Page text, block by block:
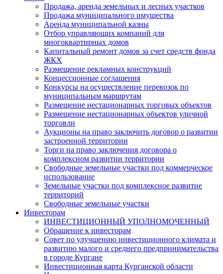
Продажа, аренда земельных и лесных участков
Продажа муниципального имущества
Аренда муниципальной казны
Отбор управляющих компаний для
многоквартирных домов
Капитальный ремонт домов за счет средств фонда
ЖКХ
Размещение рекламных конструкций
Концессионные соглашения
Конкурсы на осуществление перевозок по
муниципальным маршрутам
Размещение нестационарных торговых объектов
Размещение нестационарных объектов уличной
торговли
Аукционы на право заключить договор о развитии
застроенной территории
Торги на право заключения договора о
комплексном развитии территории
Свободные земельные участки под коммерческое
использование
Земельные участки под комплексное развитие
территорий
Свободные земельные участки
Инвесторам
ИНВЕСТИЦИОННЫЙ УПОЛНОМОЧЕННЫЙ
Обращение к инвесторам
Совет по улучшению инвестиционного климата и
развитию малого и среднего предпринимательства
в городе Кургане
Инвестиционная карта Курганской области